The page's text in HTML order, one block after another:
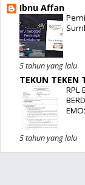
Ibnu Affan
5 tahun yang lalu
TEKUN TEKEN
RPL
5 tahun yang lalu